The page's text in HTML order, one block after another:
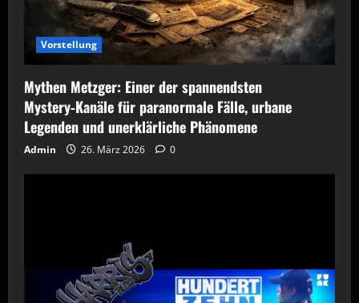
Vorstellung
Mythen Metzger: Einer der spannendsten
Mystery‑Kanäle für paranormale Fälle, urbane
Legenden und unerklärliche Phänomene
Admin 26. März 2026 0